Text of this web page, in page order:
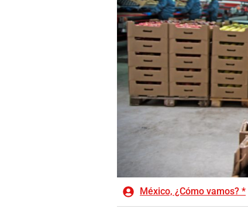
México, ¿Cómo vamos? *